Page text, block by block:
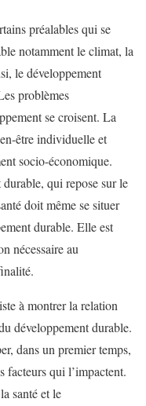
préalables qui se
notamment le climat, la
le développement
problèmes
se croisent. La
être individuelle et
socio-économique.
qui repose sur le
doit même se situer
durable. Elle est
nécessaire au
à montrer la relation
développement durable.
dans un premier temps,
facteurs qui l’impactent.
santé et le